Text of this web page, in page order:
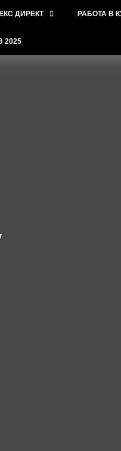
ДИРЕКТ РАБОТА В
2025